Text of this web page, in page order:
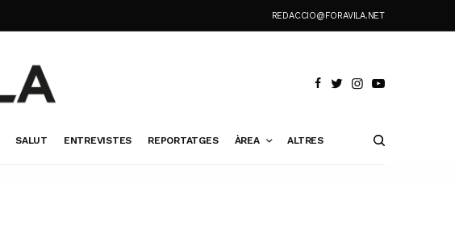
REDACCIO@FORAVILA.NET
SALUT ENTREVISTES REPORTATGES ÀREA ALTRES